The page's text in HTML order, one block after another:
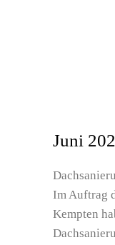
Juni
Im Auftrag
Kempten